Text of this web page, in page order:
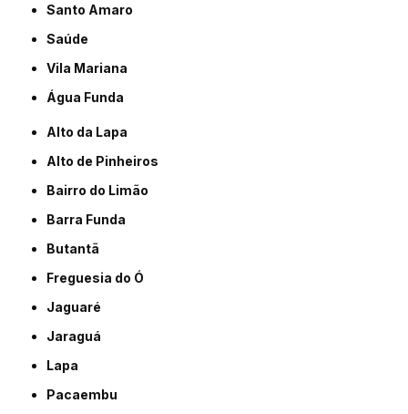
Santo Amaro
Saúde
Vila Mariana
Água Funda
Alto da Lapa
Alto de Pinheiros
Bairro do Limão
Barra Funda
Butantã
Freguesia do Ó
Jaguaré
Jaraguá
Lapa
Pacaembu